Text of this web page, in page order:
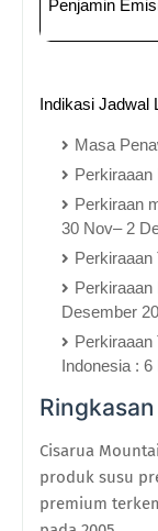
Penjamin
Indikasi Jadwal
Masa
Perkiraan
30 Nov– 2
Perkiraaan
Desember
Perkiraaan
Indonesia :
Cisarua
produk susu
premium